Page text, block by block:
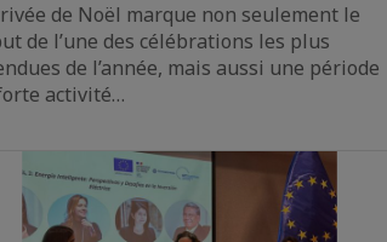
de Noël marque non seulement le
de l’une des célébrations les plus
de l’année, mais aussi une période
activité…